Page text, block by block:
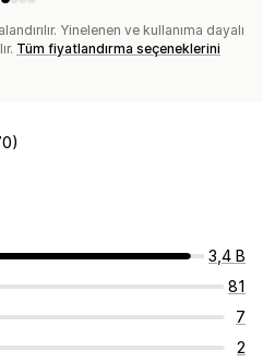
Yinelenen ve kullanıma dayalı
Tüm fiyatlandırma seçeneklerini
3,4 B
81
7
2